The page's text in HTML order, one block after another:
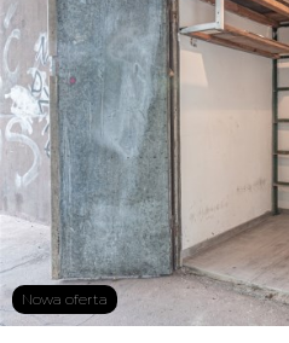
Nowa oferta